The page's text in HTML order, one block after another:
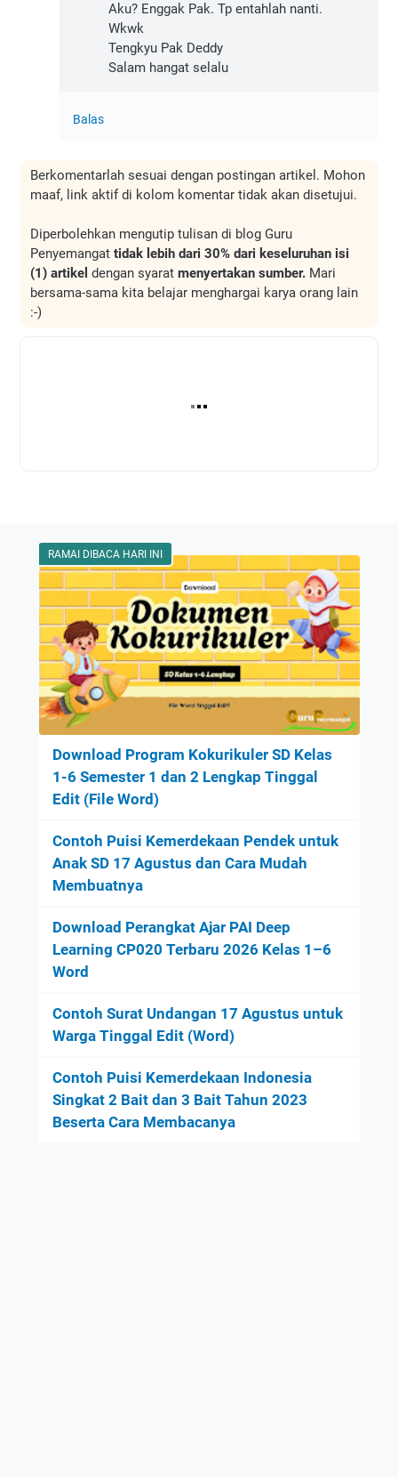
Aku? Enggak Pak. Tp entahlah nanti.
Wkwk
Tengkyu Pak Deddy
Salam hangat selalu
Balas
Berkomentarlah sesuai dengan postingan artikel. Mohon
maaf, link aktif di kolom komentar tidak akan disetujui.
Diperbolehkan mengutip tulisan di blog Guru
Penyemangat tidak lebih dari 30% dari keseluruhan isi
(1) artikel dengan syarat menyertakan sumber. Mari
bersama-sama kita belajar menghargai karya orang lain
:-)
RAMAI DIBACA HARI INI
Download Program Kokurikuler SD Kelas
1-6 Semester 1 dan 2 Lengkap Tinggal
Edit (File Word)
Contoh Puisi Kemerdekaan Pendek untuk
Anak SD 17 Agustus dan Cara Mudah
Membuatnya
Download Perangkat Ajar PAI Deep
Learning CP020 Terbaru 2026 Kelas 1–6
Word
Contoh Surat Undangan 17 Agustus untuk
Warga Tinggal Edit (Word)
Contoh Puisi Kemerdekaan Indonesia
Singkat 2 Bait dan 3 Bait Tahun 2023
Beserta Cara Membacanya